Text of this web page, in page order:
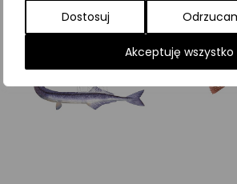
Dostosuj
Akceptuję wszystko